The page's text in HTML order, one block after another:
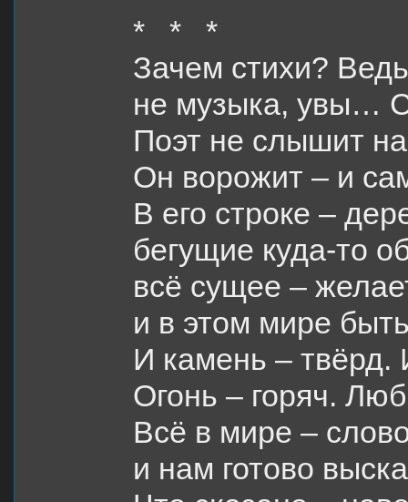
* * *
Зачем стихи?
не музыка, увы…
Поэт не слышит
Он ворожит – и
В его строке –
бегущие куда-то
всё сущее –
и в этом мире
И камень – твёрд.
Огонь – горяч.
Всё в мире –
и нам готово